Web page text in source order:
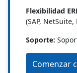
Flexibilidad
(SAP,
Soporte:
Comenzar